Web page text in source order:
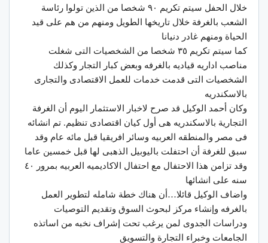
خلال الحفل سيتم تكريم ٩٠ شخصا من الذين تولوا رئاسة
الشعب بالغرفة خلال تاريخها الطويل ومنهم من هم على قيد
الحياة ومنهم غادر دنيانا
كما سيتم تكريم ٣٥ شخصا من الشخصيات التى شغلت
مناصب اداريه قياديه بالغرفه وبعض كبار التجار وكذلك
الشخصيات التى قدمت خدمات للعمل الاقتصادى والتجارى
بالاسكندريه
وكان أحمد الوكيل قد صرح لاخبار الاستثمار اليوم أن الغرفة
التجارية بالاسكندريه هى أول كيان اقتصادى تنظيم. تم انشائه
فى مصر والمنطقه العربيه وسائر افريقيا قبل مائه عام وقد
سبق للغرفة أن احتفلت باليوبيل الذهبى لها قبل خمسين عاما
وقد تزامن هذا الاحتفال مع احتفال الاكاديميه العربيه بمرور ٤٠
سنه على انشائها
واضاف الوكيل قائلا…أن هناك خطة شامله لتطوير العمل
بالغرفه وإنشاء مركز لبحوث السوق وتقديم التوصيات
ودراسات الجدوى لمن يرغب تحت إشراف نخبه من اساتذه
الجامعات وخبراء التجارة والتسويق